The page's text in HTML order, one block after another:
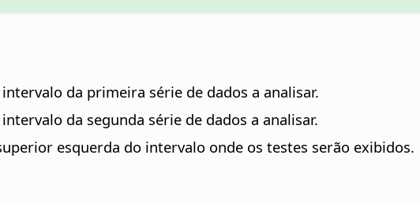
da primeira série de dados a analisar.
da segunda série de dados a analisar.
esquerda do intervalo onde os testes serão exibidos.